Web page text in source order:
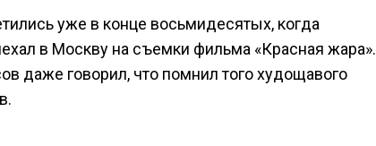
уже в конце восьмидесятых, когда
в Москву на съемки фильма «Красная жара».
даже говорил, что помнил того худощавого